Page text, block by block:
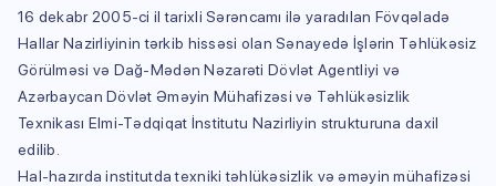
16 dekabr 2005-ci il tarixli Sərəncamı ilə yaradılan Fövqəladə
Hallar Nazirliyinin tərkib hissəsi olan Sənayedə İşlərin Təhlükəsiz
Görülməsi və Dağ-Mədən Nəzarəti Dövlət Agentliyi və
Azərbaycan Dövlət Əməyin Mühafizəsi və Təhlükəsizlik
Texnikası Elmi-Tədqiqat İnstitutu Nazirliyin strukturuna daxil
edilib.
Hal-hazırda institutda texniki təhlükəsizlik və əməyin mühafizəsi